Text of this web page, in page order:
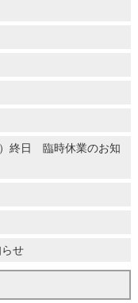
終日 臨時休業のお知
せ